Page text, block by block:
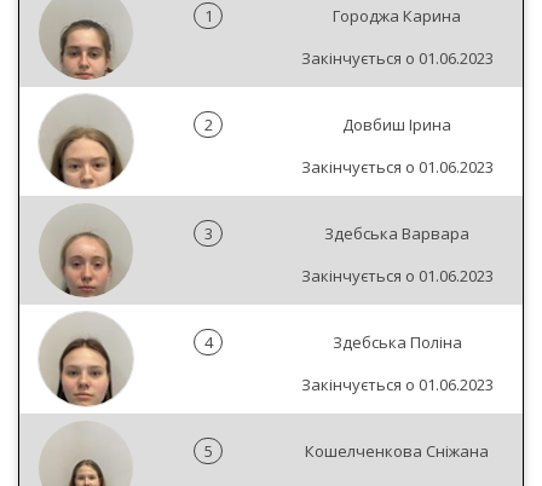
1
Городжа Карина
Закінчується о 01.06.2023
2
Довбиш Ірина
Закінчується о 01.06.2023
3
Здебська Варвара
Закінчується о 01.06.2023
4
Здебська Поліна
Закінчується о 01.06.2023
5
Кошелченкова Сніжана